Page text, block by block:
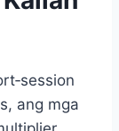
ang mga